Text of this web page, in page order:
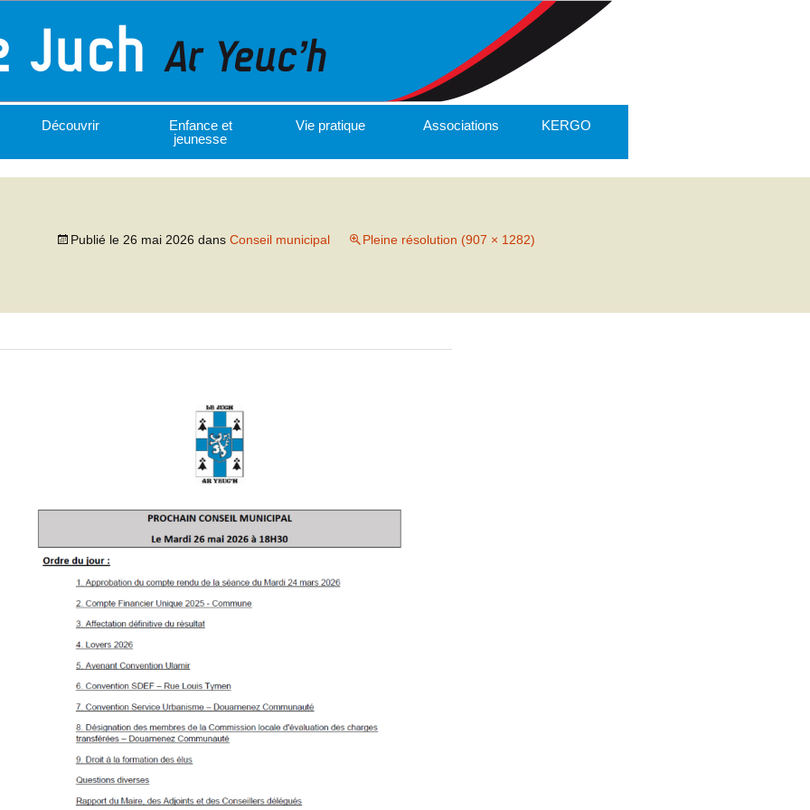
Découvrir
Enfance et
jeunesse
Vie pratique Associations KERGO
Publié le 26 mai 2026 dans Conseil municipal Pleine résolution (907 × 1282)